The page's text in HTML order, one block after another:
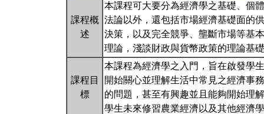
課程概
述
本課程可大要分為經濟學之基礎、個
法論以外，還包括市場經濟基礎面的
決策，以及完全競爭、壟斷市場等基
理論，淺談財政與貨幣政策的理論基
課程目
標
本課程為經濟學之入門，旨在啟發學
開始關心並理解生活中常見之經濟事
的問題，甚至有興趣並且能夠開始理
學生未來修習農業經濟以及其他經濟